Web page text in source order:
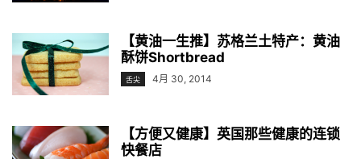
【黄油一生推】苏格兰土特产：黄油
酥饼Shortbread
舌尖 4月 30, 2014
【方便又健康】英国那些健康的连锁
快餐店